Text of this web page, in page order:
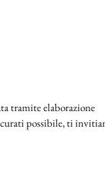
tramite elaborazione
possibile, ti